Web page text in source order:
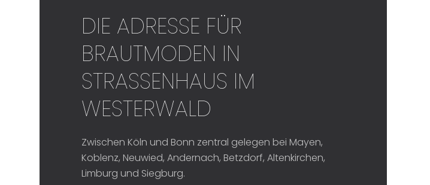
DIE ADRESSE FÜR
BRAUTMODEN IN
STRASSENHAUS IM W
ESTERWALD
Zwischen Köln und Bonn zentral gelegen bei Mayen,
Koblenz, Neuwied, Andernach, Betzdorf, Altenkirchen,
Limburg und Siegburg.